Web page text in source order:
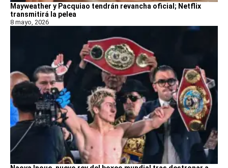
Mayweather y Pacquiao tendrán revancha oficial; Netflix
transmitirá la pelea
8 mayo, 2026